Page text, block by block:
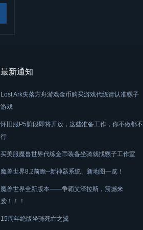
最新通知
Lost Ark失落方舟游戏金币购买游戏代练请认准骡子
游戏
怀旧服P5阶段即将开放，这些准备工作，你不做都不
行
买美服魔兽世界代练金币装备坐骑就找骡子工作室
魔兽世界8.2前瞻--新神器系统、新地图一览！
魔兽世界全新版本——争霸艾泽拉斯，震撼来
袭！！！
15周年绝版坐骑死亡之翼